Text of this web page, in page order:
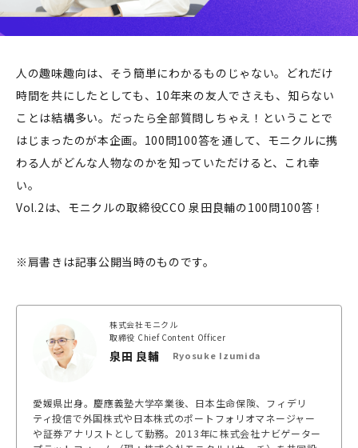
人の趣味趣向は、そう簡単にわかるものじゃない。どれだけ
時間を共にしたとしても、10年来の友人でさえも、知らない
ことは結構多い。だったら全部質問しちゃえ！ということで
はじまったのが本企画。100問100答を通して、モニクルに携
わる人がどんな人物なのかを知っていただけると、これ幸
い。
Vol.2は、モニクルの取締役CCO 泉田良輔の100問100答！
※肩書きは記事公開当時のものです。
株式会社モニクル
取締役 Chief Content Officer
泉田 良輔 Ryosuke Izumida
愛媛県出身。慶應義塾大学卒業後、日本生命保険、フィデリ
ティ投信で外国株式や日本株式のポートフォリオマネージャー
や証券アナリストとして勤務。2013年に株式会社ナビゲーター